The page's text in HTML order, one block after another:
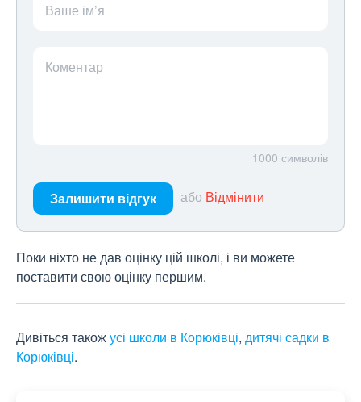
Ваше ім’я
Коментар
1000 символів
Залишити відгук або Відмінити
Поки ніхто не дав оцінку цій школі, і ви можете
поставити свою оцінку першим.
Дивіться такожусі школи в Корюківці, дитячі садки в
Корюківці.